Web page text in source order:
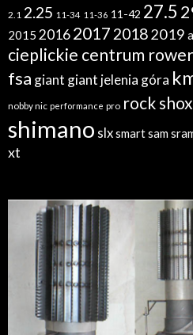
2.1 2.25 11-34 11-36 11-42 27.5
2015 20162017 20182019
cieplickie centrum
fsa giant giant jelenia góra
nobby nic performance pro rock shox
shimano slxsmart sam
xt